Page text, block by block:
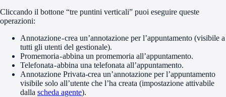
Cliccando il bottone “tre puntini verticali” puoi eseguire queste
operazioni:
Annotazione - crea un’annotazione per l’appuntamento (visibile a
tutti gli utenti del gestionale).
Promemoria - abbina un promemoria all’appuntamento.
Telefonata - abbina una telefonata all’appuntamento.
Annotazione Privata-crea un’annotazione per l’appuntamento
visibile solo all’utente che l’ha creata (impostazione attivabile
dalla scheda agente).